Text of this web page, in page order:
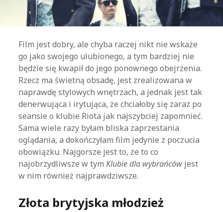
Film jest dobry, ale chyba raczej nikt nie wskaże
go jako swojego ulubionego, a tym bardziej nie
będzie się kwapił do jego ponownego obejrzenia.
Rzecz ma świetną obsadę, jest zrealizowana w
naprawdę stylowych wnętrzach, a jednak jest tak
denerwująca i irytująca, że chciałoby się zaraz po
seansie o klubie Riota jak najszybciej zapomnieć.
Sama wiele razy byłam bliska zaprzestania
oglądania, a dokończyłam film jedynie z poczucia
obowiązku. Najgorsze jest to, że to co
najobrzydliwsze w tymKlubie dla wybrańców jest
w nim również najprawdziwsze.
Złota brytyjska młodzież